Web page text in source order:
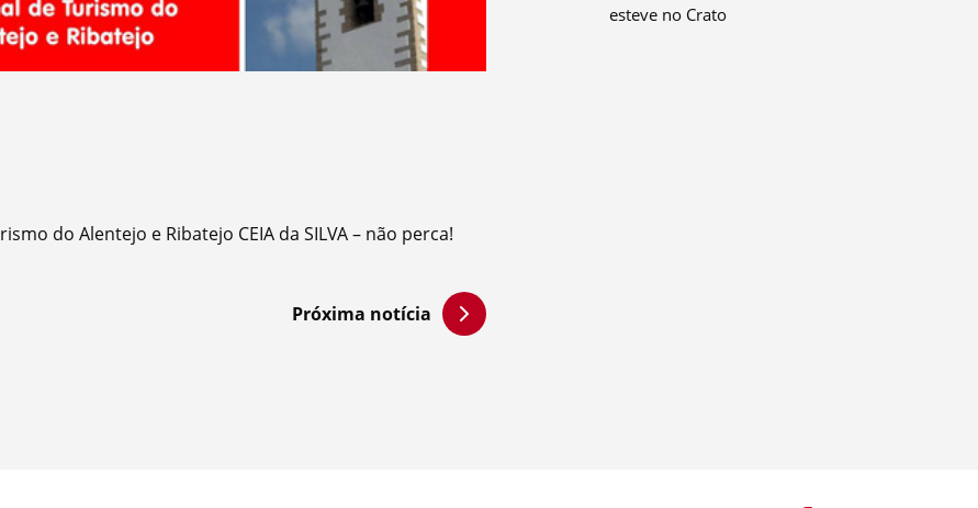
do Alentejo e Ribatejo CEIA da SILVA – não perca!
Próxima notícia
esteve no Crato